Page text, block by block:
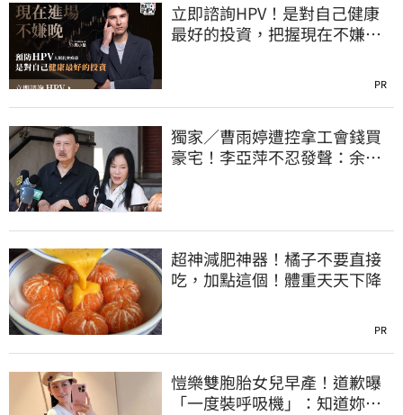
立即諮詢HPV！是對自己健康
最好的投資，把握現在不嫌
PR
獨家／曹雨婷遭控拿工會錢買
豪宅！李亞萍不忍發聲：余天
超神減肥神器！橘子不要直接
吃，加點這個！體重天天下降
PR
愷樂雙胞胎女兒早產！道歉曝
「一度裝呼吸機」：知道妳們